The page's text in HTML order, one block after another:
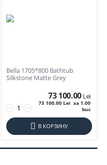
Bella 1705*800 Bathtub
Silkstone Matte Grey
+
−
73 100.00 Lei
73 100.00 Lei за 1.00
buc
В КОРЗИНУ